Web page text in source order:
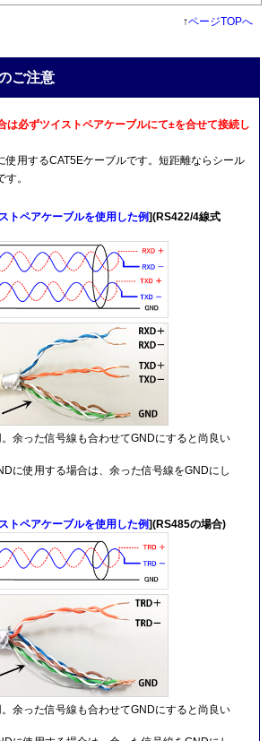
↑ページTOPへ
ご注意
は必ずツイストペアケーブルにて±を合せて接続し
使用するCAT5Eケーブルです。短距離ならシール
。
トペアケーブルを使用した例](RS422/4線式
余った信号線も合わせてGNDにすると尚良い
に使用する場合は、余った信号線をGNDにし
トペアケーブルを使用した例](RS485の場合)
余った信号線も合わせてGNDにすると尚良い